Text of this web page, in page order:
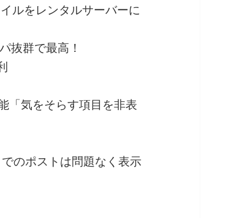
ルをレンタルサーバーに
抜群で最高！
「気をそらす項目を非表
のポストは問題なく表示